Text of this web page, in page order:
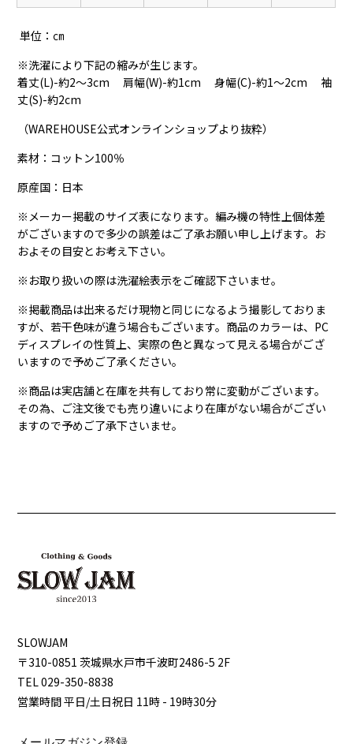
単位：㎝
※洗濯により下記の縮みが生じます。
着丈(L)-約2～3cm 肩幅(W)-約1cm 身幅(C)-約1～2cm 袖
丈(S)-約2cm
（WAREHOUSE公式オンラインショップより抜粋）
素材：コットン100％
原産国：日本
※メーカー掲載のサイズ表になります。編み機の特性上個体差
がございますので多少の誤差はご了承お願い申し上げます。お
およその目安とお考え下さい。
※お取り扱いの際は洗濯絵表示をご確認下さいませ。
※掲載商品は出来るだけ現物と同じになるよう撮影しておりま
すが、若干色味が違う場合もございます。商品のカラーは、PC
ディスプレイの性質上、実際の色と異なって見える場合がござ
いますので予めご了承ください。
※商品は実店舗と在庫を共有しており常に変動がございます。
その為、ご注文後でも売り違いにより在庫がない場合がござい
ますので予めご了承下さいませ。
SLOWJAM
〒310-0851 茨城県⽔⼾市千波町2486-5 2F
TEL 029-350-8838
営業時間 平⽇/⼟⽇祝⽇ 11時 - 19時30分